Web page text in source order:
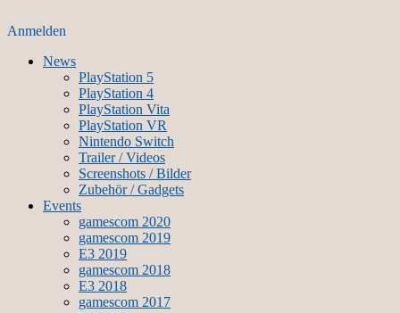
Anmelden
News
PlayStation 5
PlayStation 4
PlayStation Vita
PlayStation VR
Nintendo Switch
Trailer / Videos
Screenshots / Bilder
Zubehör / Gadgets
Events
gamescom 2020
gamescom 2019
E3 2019
gamescom 2018
E3 2018
gamescom 2017